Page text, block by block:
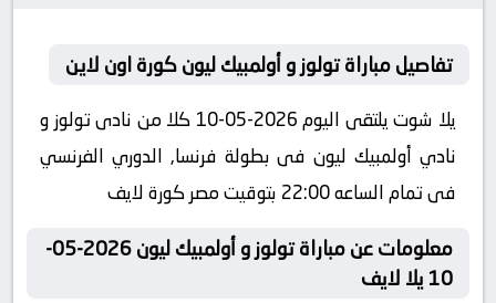
تفاصيل مباراة تولوز و أولمبيك ليون كورة اون لاين
يلا شوت يلتقى اليوم 2026-05-10 كلا من نادى تولوز و
نادي أولمبيك ليون فى بطولة فرنسا, الدوري الفرنسي
فى تمام الساعه 22:00 بتوقيت مصر كورة لايف
معلومات عن مباراة تولوز و أولمبيك ليون 2026-05-
10 يلا لايف